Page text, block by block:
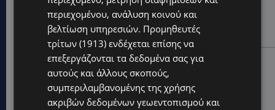
UPDATES
ΝΙΚΟΣ ΚΑΖΑΝΤΖΑΚΗΣ: Γιατί το έργο του εξακολουθεί
να μας αφορά
UPDATES
ΝΟΣΟΚΟΜΕΙΟ ΛΕΜΕΣΟΥ: «Θα γινόμουν εγώ τα μάτια
του» – Συγκλονίζει η μητέρα του 4χρονου Μάριου:
«Ζούμε σε μια επικίνδυνη πόλη» -(Βίντεο)
περιεχομένου, ανάλυση κοινού και
βελτίωση υπηρεσιών. Προμηθευτές
τρίτων (1913) ενδέχεται επίσης να
επεξεργάζονται τα δεδομένα σας για
αυτούς και άλλους σκοπούς,
συμπεριλαμβανομένης της χρήσης
ακριβών δεδομένων γεωεντοπισμού και